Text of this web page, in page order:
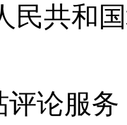
民共和
论服